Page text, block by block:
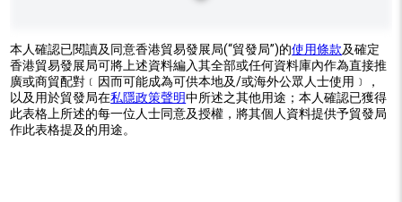
本人確認已閱讀及同意香港貿易發展局(“貿發局”)的使用條款及確定
香港貿易發展局可將上述資料編入其全部或任何資料庫內作為直接推
廣或商貿配對﹝因而可能成為可供本地及/或海外公眾人士使用﹞，
以及用於貿發局在私隱政策聲明中所述之其他用途；本人確認已獲得
此表格上所述的每一位人士同意及授權，將其個人資料提供予貿發局
作此表格提及的用途。